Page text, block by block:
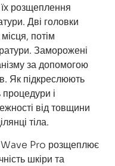
розщеплення
Дві головки
потім
Заморожені
за допомогою
Як підкреслюють
процедури і
від товщини
тіла.
Pro розщеплює
шкіри та